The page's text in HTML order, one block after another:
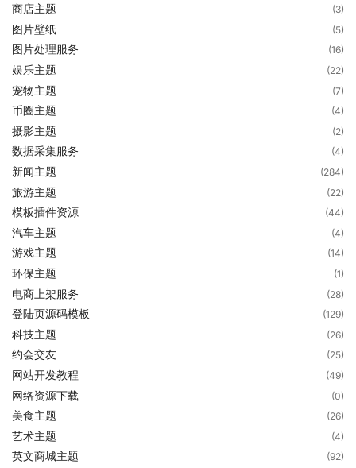
商店主题 (3)
图片壁纸 (5)
图片处理服务 (16)
娱乐主题 (22)
宠物主题 (7)
币圈主题 (4)
摄影主题 (2)
数据采集服务 (4)
新闻主题 (284)
旅游主题 (22)
模板插件资源 (44)
汽车主题 (4)
游戏主题 (14)
环保主题 (1)
电商上架服务 (28)
登陆页源码模板 (129)
科技主题 (26)
约会交友 (25)
网站开发教程 (49)
网络资源下载 (0)
美食主题 (26)
艺术主题 (4)
英文商城主题 (92)